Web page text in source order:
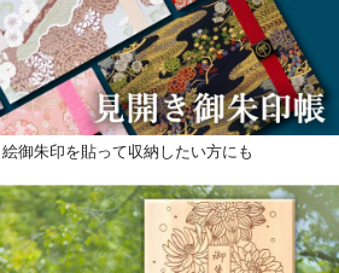
御朱印を貼って収納したい方にも